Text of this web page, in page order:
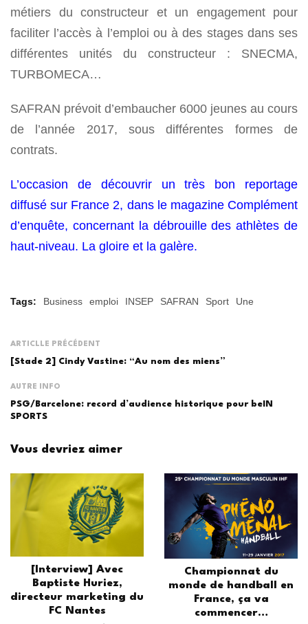
métiers du constructeur et un engagement pour
faciliter l’accès à l’emploi ou à des stages dans ses
différentes unités du constructeur : SNECMA,
TURBOMECA…
SAFRAN prévoit d’embaucher 6000 jeunes au cours
de l’année 2017, sous différentes formes de
contrats.
L’occasion de découvrir un très bon reportage
diffusé sur France 2, dans le magazine Complément
d’enquête, concernant la débrouille des athlètes de
haut-niveau. La gloire et la galère.
Tags: Business emploi INSEP SAFRAN Sport Une
ARTICLLE PRÉCÉDENT
[Stade 2] Cindy Vastine: “Au nom des miens”
AUTRE INFO
PSG/Barcelone: record d’audience historique pour beIN
SPORTS
Vous devriez aimer
[Interview] Avec
Baptiste Huriez,
directeur marketing du
FC Nantes
Championnat du
monde de handball en
France, ça va
commencer…